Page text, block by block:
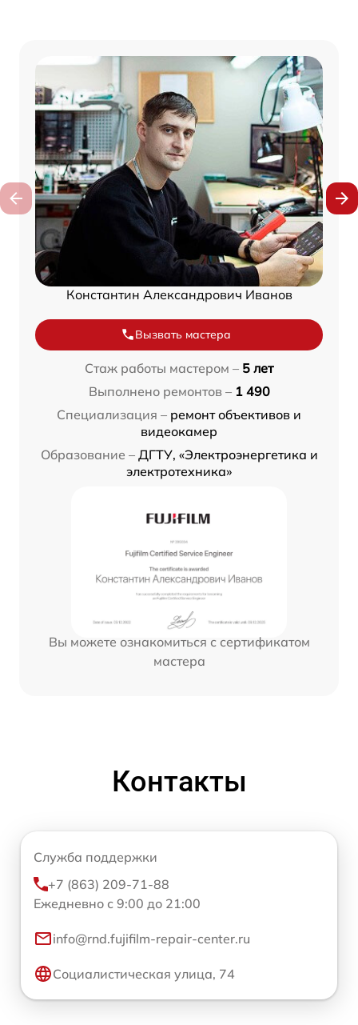
Константин Александрович Иванов
Вызвать мастера
Стаж работы мастером – 5 лет
Выполнено ремонтов – 1 490
Специализация – ремонт объективов и
видеокамер
Образование – ДГТУ, «Электроэнергетика и
электротехника»
Вы можете ознакомиться с сертификатом
мастера
Контакты
Служба поддержки
+7 (863) 209-71-88
Ежедневно с 9:00 до 21:00
info@rnd.fujifilm-repair-center.ru
Социалистическая улица, 74